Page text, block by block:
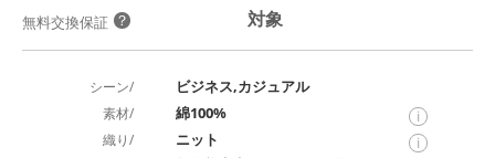
無料交換保証 ？ 対象
シーン/ ビジネス,カジュアル
素材/ 綿100% i
織り/ ニット i